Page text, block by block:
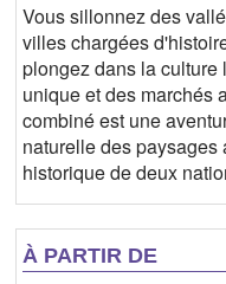
Vous sillonnez des
villes chargées
plongez dans la
unique et des marchés
combiné est une
naturelle des
historique de deux
À PARTIR DE